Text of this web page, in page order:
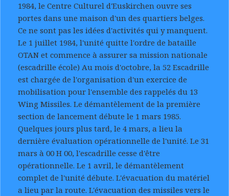
1984, le Centre Culturel d'Euskirchen ouvre ses
portes dans une maison d'un des quartiers belges.
Ce ne sont pas les idées d'activités qui y manquent.
Le 1 juillet 1984, l'unité quitte l'ordre de bataille
OTAN et commence à assurer sa mission nationale
(escadrille école) Au mois d'octobre, la 52 Escadrille
est chargée de l'organisation d'un exercice de
mobilisation pour l'ensemble des rappelés du 13
Wing Missiles. Le démantèlement de la première
section de lancement débute le 1 mars 1985.
Quelques jours plus tard, le 4 mars, a lieu la
dernière évaluation opérationnelle de l'unité. Le 31
mars à 00 H 00, l'escadrille cesse d'être
opérationnelle. Le 1 avril, le démantèlement
complet de l'unité débute. L'évacuation du matériel
a lieu par la route. L'évacuation des missiles vers le